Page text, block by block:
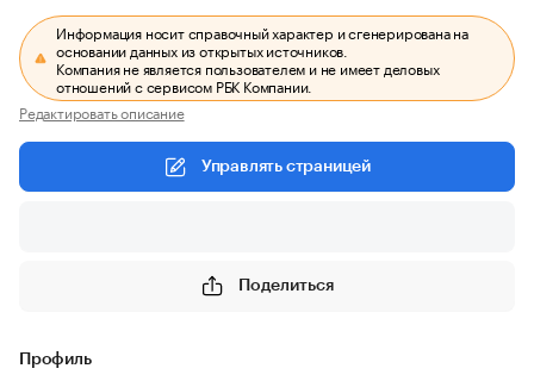
Информация носит справочный характер и сгенерирована на
основании данных из открытых источников.
Компания не является пользователем и не имеет деловых
отношений с сервисом РБК Компании.
Редактировать описание
Управлять страницей
Поделиться
Профиль